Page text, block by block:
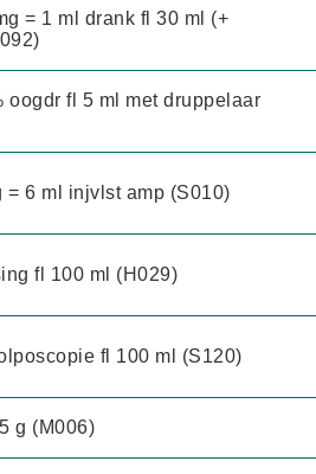
= 1 ml drank fl 30 ml (+
oogdr fl 5 ml met druppelaar
= 6 ml injvlst amp (S010)
fl 100 ml (H029)
fl 100 ml (S120)
g (M006)